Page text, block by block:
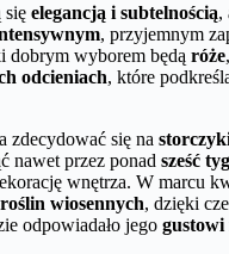
się elegancją i subtelnością,
, przyjemnym
wyborem będą róże
odcieniach, które
zdecydować się na
nawet przez ponad sześć
wnętrza. W marcu
wiosennych, dzięki
odpowiadało jego